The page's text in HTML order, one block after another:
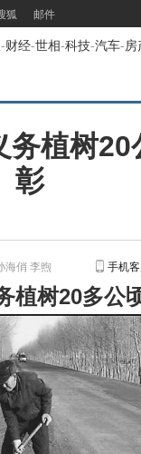
狐 邮件
-财经-世相-科技-汽车-房
务植树
彰
海俏 李煦 手机
植树20多公